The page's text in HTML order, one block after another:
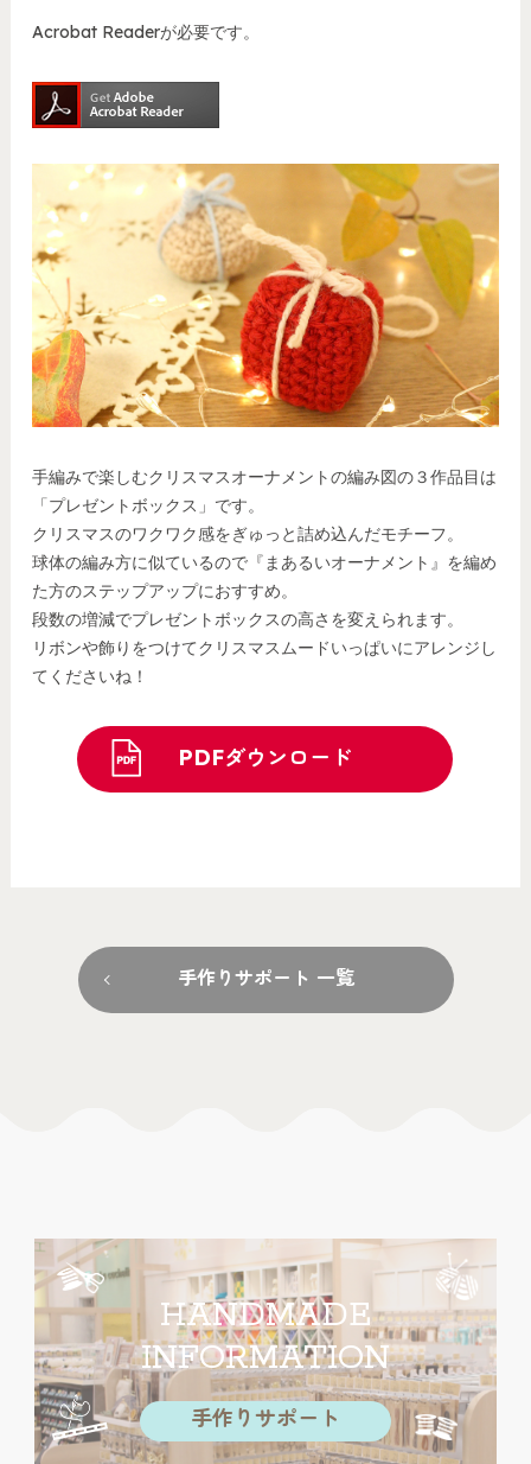
Acrobat Readerが必要です。
手編みで楽しむクリスマスオーナメントの編み図の３作品目は
「プレゼントボックス」です。
クリスマスのワクワク感をぎゅっと詰め込んだモチーフ。
球体の編み方に似ているので『まあるいオーナメント』を編め
た方のステップアップにおすすめ。
段数の増減でプレゼントボックスの高さを変えられます。
リボンや飾りをつけてクリスマスムードいっぱいにアレンジし
てくださいね！
PDFダウンロード
手作りサポート 一覧
HANDMADE
INFORMATION
手作りサポート